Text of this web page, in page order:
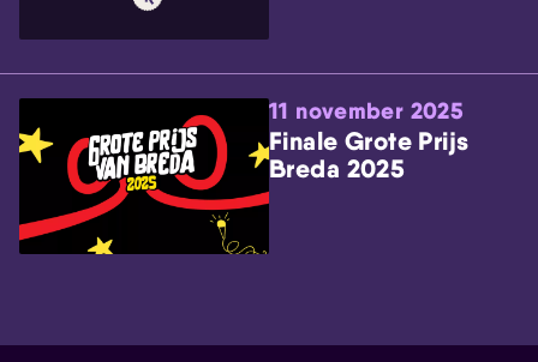
11 november 2025
Finale Grote Prijs
Breda 2025